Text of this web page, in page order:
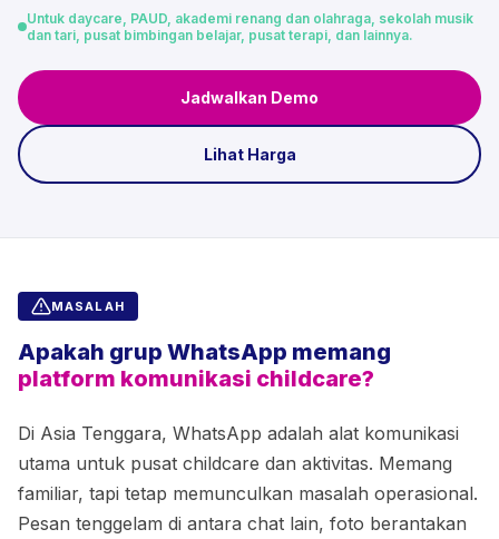
Untuk daycare, PAUD, akademi renang dan olahraga, sekolah musik
dan tari, pusat bimbingan belajar, pusat terapi, dan lainnya.
Jadwalkan Demo
Lihat Harga
MASALAH
Apakah grup WhatsApp memang
platform komunikasi childcare?
Di Asia Tenggara, WhatsApp adalah alat komunikasi
utama untuk pusat childcare dan aktivitas. Memang
familiar, tapi tetap memunculkan masalah operasional.
Pesan tenggelam di antara chat lain, foto berantakan